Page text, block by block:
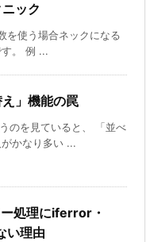
ック
を使う場合ネックになる
。 例 ...
」機能の罠
のを見ていると、 「並べ
かなり多い ...
処理にiferror・
い理由